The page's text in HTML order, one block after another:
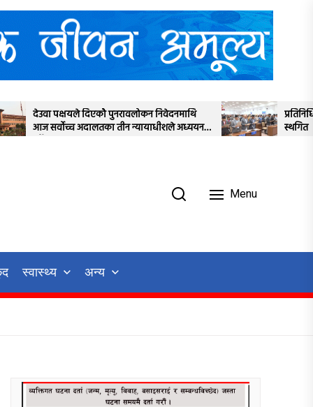
निवेदनमाथि
न्यायाधीशले अध्ययन
प्रतिनिधिसभाको बैठक साउन २२
स्थगित
Menu
स्वास्थ्य अन्य